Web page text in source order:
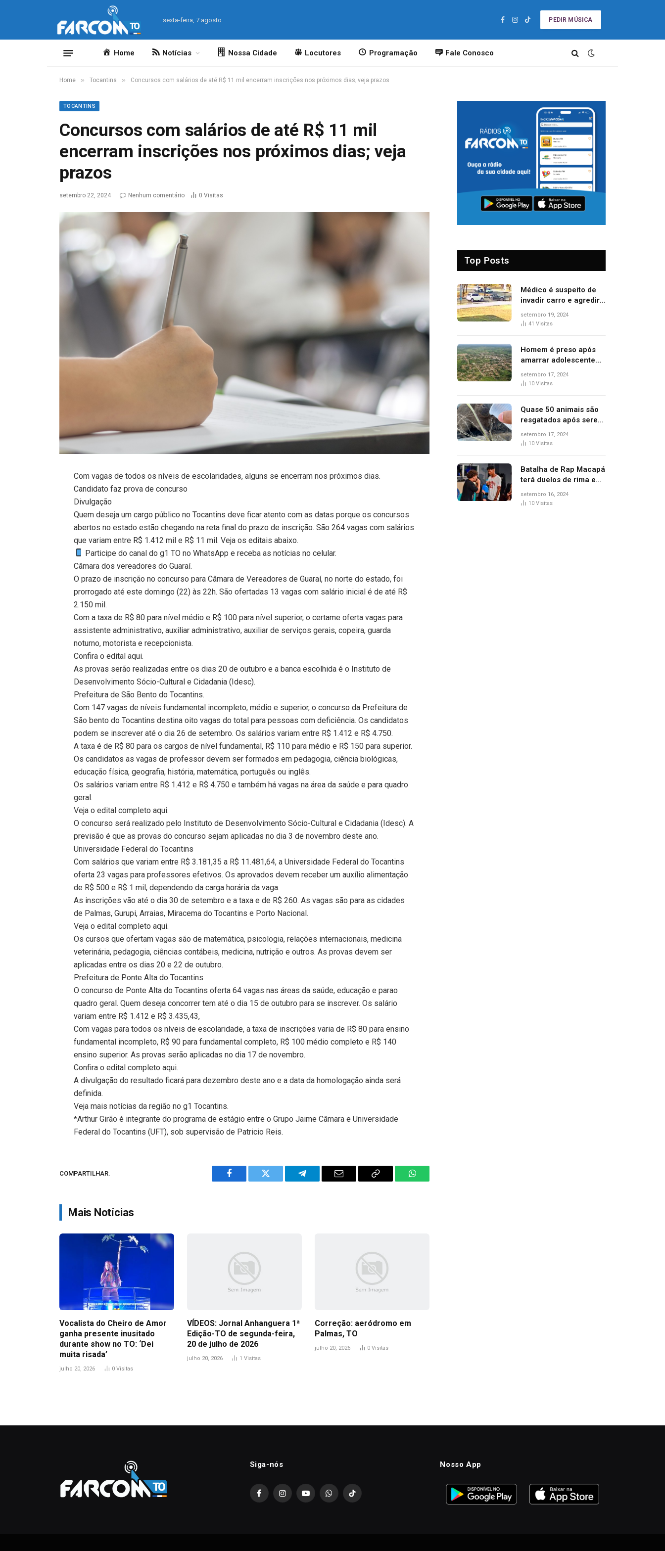
sexta-feira, 7 agosto
Facebook
Instagram
TikTok
PEDIR MÚSICA
Home Notícias Nossa Cidade Locutores Programação Fale Conosco
Home » Tocantins » Concursos com salários de até R$ 11 mil encerram inscrições nos próximos dias; veja prazos
TOCANTINS
Concursos com salários de até R$ 11 mil
encerram inscrições nos próximos dias; veja
prazos
setembro 22, 2024 Nenhum comentário 0 Visitas
Com vagas de todos os níveis de escolaridades, alguns se encerram nos próximos dias.
Candidato faz prova de concurso
Divulgação
Quem deseja um cargo público no Tocantins deve ficar atento com as datas porque os concursos
abertos no estado estão chegando na reta final do prazo de inscrição. São 264 vagas com salários
que variam entre R$ 1.412 mil e R$ 11 mil. Veja os editais abaixo.
Participe do canal do g1 TO no WhatsApp e receba as notícias no celular.
Câmara dos vereadores do Guaraí.
O prazo de inscrição no concurso para Câmara de Vereadores de Guaraí, no norte do estado, foi
prorrogado até este domingo (22) às 22h. São ofertadas 13 vagas com salário inicial é de até R$
2.150 mil.
Com a taxa de R$ 80 para nível médio e R$ 100 para nível superior, o certame oferta vagas para
assistente administrativo, auxiliar administrativo, auxiliar de serviços gerais, copeira, guarda
noturno, motorista e recepcionista.
Confira o edital aqui.
As provas serão realizadas entre os dias 20 de outubro e a banca escolhida é o Instituto de
Desenvolvimento Sócio-Cultural e Cidadania (Idesc).
Prefeitura de São Bento do Tocantins.
Com 147 vagas de níveis fundamental incompleto, médio e superior, o concurso da Prefeitura de
São bento do Tocantins destina oito vagas do total para pessoas com deficiência. Os candidatos
podem se inscrever até o dia 26 de setembro. Os salários variam entre R$ 1.412 e R$ 4.750.
A taxa é de R$ 80 para os cargos de nível fundamental, R$ 110 para médio e R$ 150 para superior.
Os candidatos as vagas de professor devem ser formados em pedagogia, ciência biológicas,
educação física, geografia, história, matemática, português ou inglês.
Os salários variam entre R$ 1.412 e R$ 4.750 e também há vagas na área da saúde e para quadro
geral.
Veja o edital completo aqui.
O concurso será realizado pelo Instituto de Desenvolvimento Sócio-Cultural e Cidadania (Idesc). A
previsão é que as provas do concurso sejam aplicadas no dia 3 de novembro deste ano.
Universidade Federal do Tocantins
Com salários que variam entre R$ 3.181,35 a R$ 11.481,64, a Universidade Federal do Tocantins
oferta 23 vagas para professores efetivos. Os aprovados devem receber um auxílio alimentação
de R$ 500 e R$ 1 mil, dependendo da carga horária da vaga.
As inscrições vão até o dia 30 de setembro e a taxa e de R$ 260. As vagas são para as cidades
de Palmas, Gurupi, Arraias, Miracema do Tocantins e Porto Nacional.
Veja o edital completo aqui.
Os cursos que ofertam vagas são de matemática, psicologia, relações internacionais, medicina
veterinária, pedagogia, ciências contábeis, medicina, nutrição e outros. As provas devem ser
aplicadas entre os dias 20 e 22 de outubro.
Prefeitura de Ponte Alta do Tocantins
O concurso de Ponte Alta do Tocantins oferta 64 vagas nas áreas da saúde, educação e parao
quadro geral. Quem deseja concorrer tem até o dia 15 de outubro para se inscrever. Os salário
variam entre R$ 1.412 e R$ 3.435,43,
Com vagas para todos os níveis de escolaridade, a taxa de inscrições varia de R$ 80 para ensino
fundamental incompleto, R$ 90 para fundamental completo, R$ 100 médio completo e R$ 140
ensino superior. As provas serão aplicadas no dia 17 de novembro.
Confira o edital completo aqui.
A divulgação do resultado ficará para dezembro deste ano e a data da homologação ainda será
definida.
Veja mais notícias da região no g1 Tocantins.
*Arthur Girão é integrante do programa de estágio entre o Grupo Jaime Câmara e Universidade
Federal do Tocantins (UFT), sob supervisão de Patricio Reis.
COMPARTILHAR.
Facebook Twitter Telegram Email
Copy
WhatsApp
Mais Notícias
Vocalista do Cheiro de Amor
ganha presente inusitado
durante show no TO: ‘Dei
muita risada’
julho 20, 2026 0 Visitas
VÍDEOS: Jornal Anhanguera 1ª
Edição-TO de segunda-feira,
20 de julho de 2026
julho 20, 2026 1 Visitas
Correção: aeródromo em
Palmas, TO
julho 20, 2026 0 Visitas
Top Posts
Médico é suspeito de
invadir carro e agredir
delegado aposentado
durante confusão no
setembro 19, 2024
41 Visitas
Homem é preso após
amarrar adolescente
suspeito de furto em
estaca de cerca e
setembro 17, 2024
10 Visitas
Quase 50 animais são
resgatados após serem
vítimas de incêndios
florestais no Tocantins
setembro 17, 2024
10 Visitas
Batalha de Rap Macapá
terá duelos de rima e
venda de comidas
típicas no Mercado
setembro 16, 2024
10 Visitas
Siga-nós
FacebookInstagramYouTubeWhatsAppTikTok
Nosso App